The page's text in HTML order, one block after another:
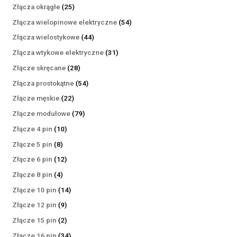
Złącza okrągłe 2525
produktów
Złącza wielopinowe elektryczne 5454
Złącza wielostykowe 4444
produkty
Złącza wtykowe elektryczne 3131
Złącze skręcane 2828
produktów
Złącza prostokątne 5454
Złącze męskie 2222
produkty
Złącze modułowe 7979
Złącze 4 pin 1010
Złącze 5 pin 88
produktów
Złącze 6 pin 1212
Złącze 8 pin 44
produkty
Złącze 10 pin 1414
Złącze 12 pin 99
produktów
Złącze 15 pin 22
produkty
34